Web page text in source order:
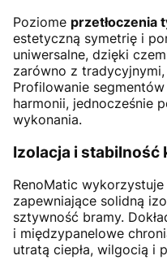
Poziome przetłoczenia
estetyczną symetrię i
uniwersalne, dzięki
zarówno z
Profilowanie
harmonii, jednocześnie
wykonania.
Izolacja i stabilność
RenoMatic
zapewniające solidną
sztywność bramy.
i międzypanelowe
utratą ciepła, wilgocią i